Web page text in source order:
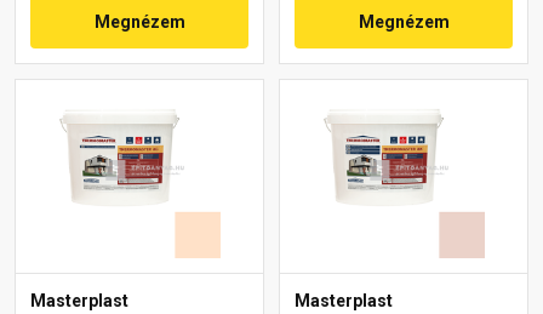
Megnézem Megnézem
Masterplast
Masterplast